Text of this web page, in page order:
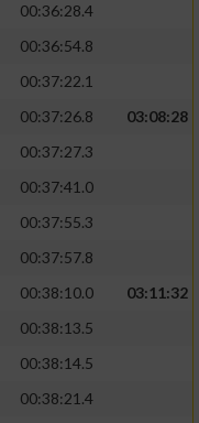
00:36:28.4
00:36:54.8
00:37:22.1
00:37:26.8
03:08:28
00:37:27.3
00:37:41.0
00:37:55.3
00:37:57.8
00:38:10.0
03:11:32
00:38:13.5
00:38:14.5
00:38:21.4